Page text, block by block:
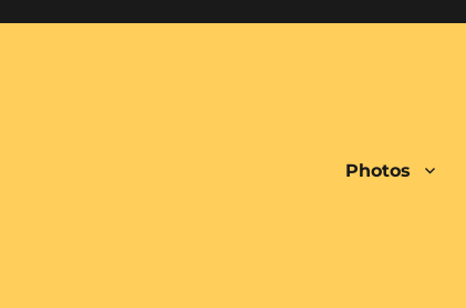
Photos